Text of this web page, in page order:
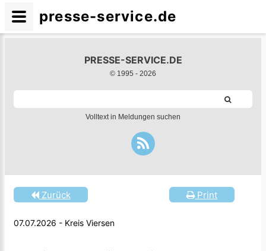
PRESSE-SERVICE.DE
© 1995 - 2026
Volltext in Meldungen suchen
Print
Zurück
07.07.2026 - Kreis Viersen
presse-service.de